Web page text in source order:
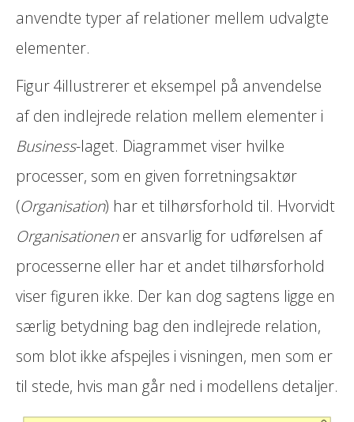
anvendte typer af relationer mellem udvalgte
elementer.
Figur 4illustrerer et eksempel på anvendelse
af den indlejrede relation mellem elementer i
Business-laget. Diagrammet viser hvilke
processer, som en given forretningsaktør
(Organisation) har et tilhørsforhold til. Hvorvidt
Organisationener ansvarlig for udførelsen af
processerne eller har et andet tilhørsforhold
viser figuren ikke. Der kan dog sagtens ligge en
særlig betydning bag den indlejrede relation,
som blot ikke afspejles i visningen, men som er
til stede, hvis man går ned i modellens detaljer.